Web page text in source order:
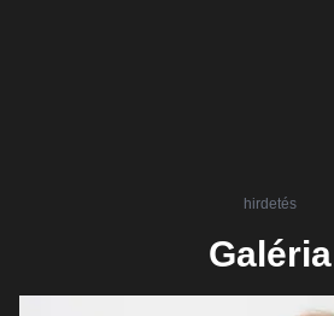
hirdetés
Galéria